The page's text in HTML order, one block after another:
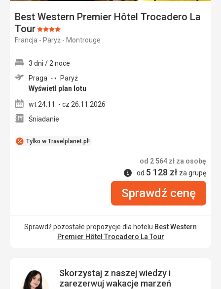
Best Western Premier Hôtel Trocadero La
TourOcena:
4/5
Francja - Paryż - Montrouge
Tylko w Travelplanet.pl!
3 dni / 2 noce
Praga
Paryż
Wyświetl plan lotu
wt 24.11. - cz 26.11.2026
Śniadanie
od 2 564 zł za osobę
Informacje
od 5 128 zł za grupę
Sprawdź cenę
Sprawdź pozostałe propozycje dla hotelu Best Western
Premier Hôtel Trocadero La Tour
Skorzystaj z naszej wiedzy i
zarezerwuj wakacje marzeń